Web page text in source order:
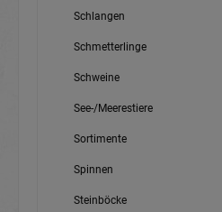
Schlangen
Schmetterlinge
Schweine
See-/Meerestiere
Sortimente
Spinnen
Steinböcke